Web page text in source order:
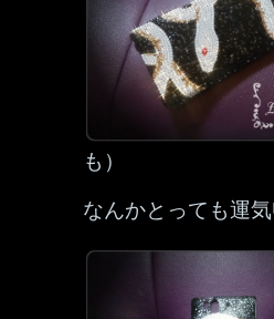
も）
なんかとっても運